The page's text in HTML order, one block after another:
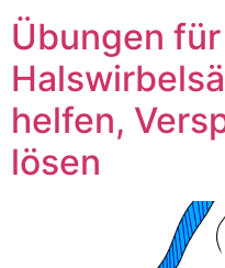
Übungen
helfen,
lösen